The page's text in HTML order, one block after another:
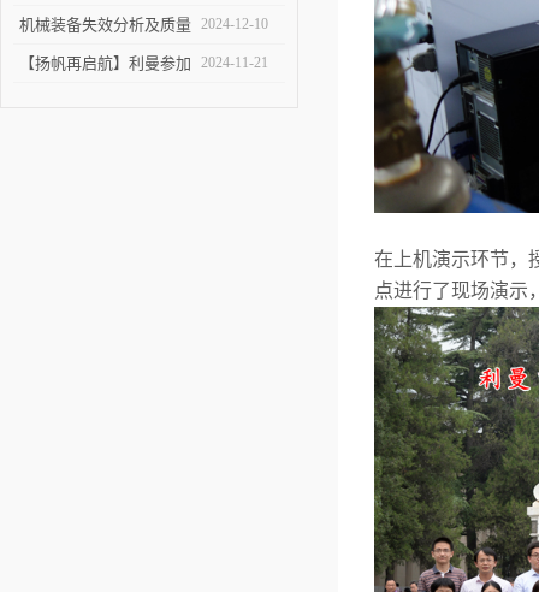
检测技术与装备博览会
机械装备失效分析及质量
改进技术交流会在陕举办
2024-12-10
【扬帆再启航】利曼参加 2024-11-21
在上机演示环节，
点进行了现场演示